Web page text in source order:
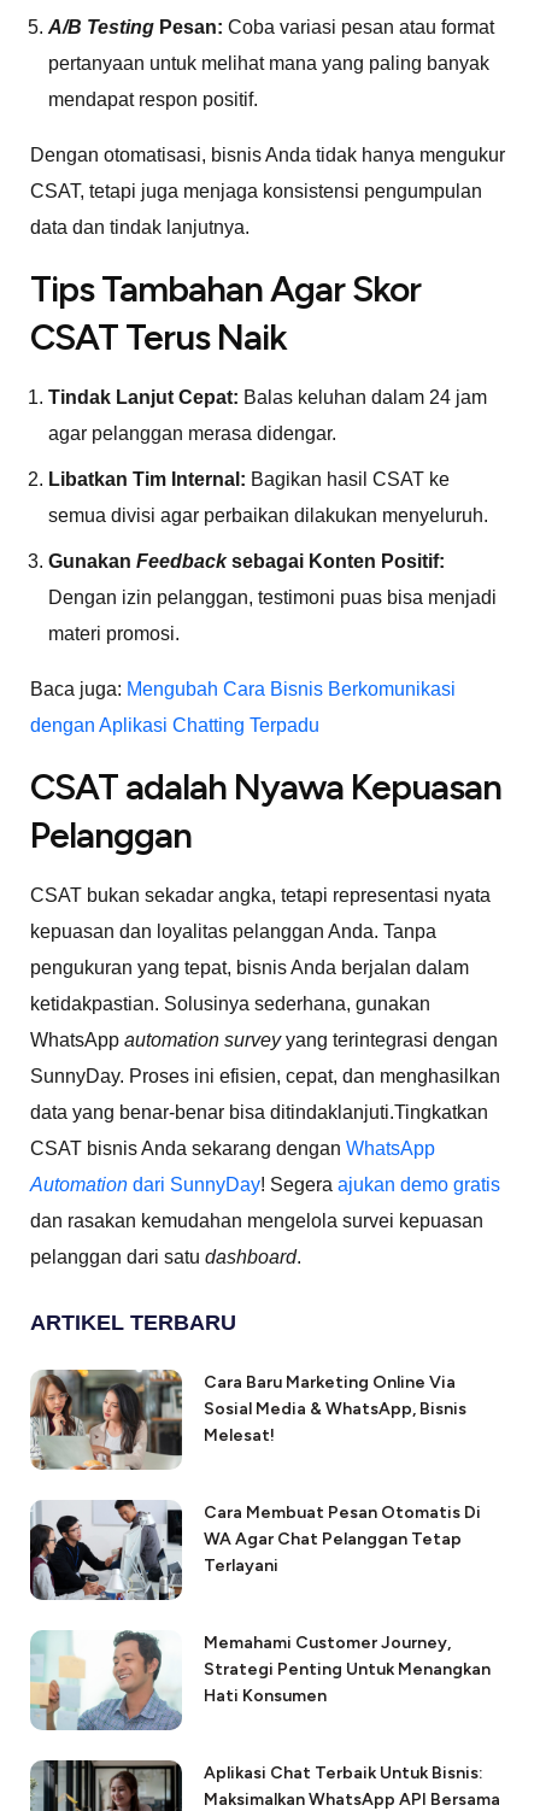
A/B Testing Pesan: Coba variasi pesan atau format
pertanyaan untuk melihat mana yang paling banyak
mendapat respon positif.
Dengan otomatisasi, bisnis Anda tidak hanya mengukur
CSAT, tetapi juga menjaga konsistensi pengumpulan
data dan tindak lanjutnya.
Tips Tambahan Agar Skor
CSAT Terus Naik
Tindak Lanjut Cepat: Balas keluhan dalam 24 jam
agar pelanggan merasa didengar.
Libatkan Tim Internal: Bagikan hasil CSAT ke
semua divisi agar perbaikan dilakukan menyeluruh.
Gunakan Feedbacksebagai Konten Positif:
Dengan izin pelanggan, testimoni puas bisa menjadi
materi promosi.
Baca juga: Mengubah Cara Bisnis Berkomunikasi
dengan Aplikasi Chatting Terpadu
CSAT adalah Nyawa Kepuasan
Pelanggan
CSAT bukan sekadar angka, tetapi representasi nyata
kepuasan dan loyalitas pelanggan Anda. Tanpa
pengukuran yang tepat, bisnis Anda berjalan dalam
ketidakpastian. Solusinya sederhana, gunakan
WhatsApp automation surveyyang terintegrasi dengan
SunnyDay. Proses ini efisien, cepat, dan menghasilkan
data yang benar-benar bisa ditindaklanjuti.Tingkatkan
CSAT bisnis Anda sekarang dengan WhatsApp
Automation dari SunnyDay! Segera ajukan demo gratis
dan rasakan kemudahan mengelola survei kepuasan
pelanggan dari satu dashboard.
ARTIKEL TERBARU
Cara Baru Marketing Online Via
Sosial Media & WhatsApp, Bisnis
Melesat!
Cara Membuat Pesan Otomatis Di
WA Agar Chat Pelanggan Tetap
Terlayani
Memahami Customer Journey,
Strategi Penting Untuk Menangkan
Hati Konsumen
Aplikasi Chat Terbaik Untuk Bisnis:
Maksimalkan WhatsApp API Bersama